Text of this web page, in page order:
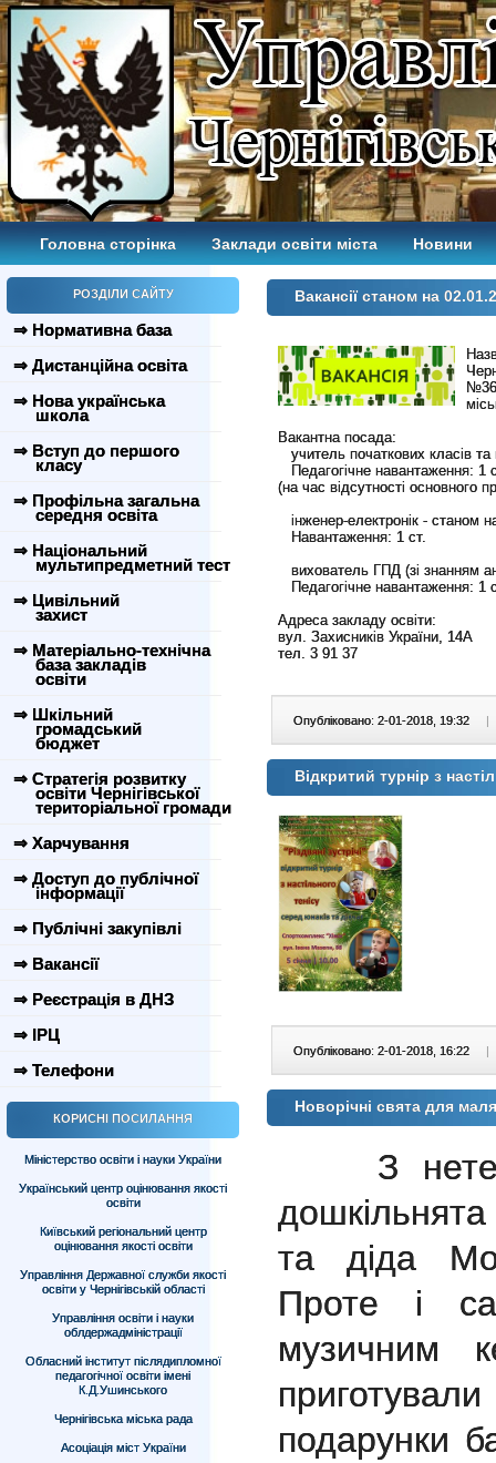
Головна сторінка Заклади освіти міста Новини
РОЗДІЛИ САЙТУ
⇒ Нормативна база
⇒ Дистанційна освіта
⇒ Нова українська
школа
⇒ Вступ до першого
класу
⇒ Профільна загальна
середня освіта
⇒ Національний
мультипредметний тест
⇒ Цивільний
захист
⇒ Матеріально-технічна
база закладів
освіти
⇒ Шкільний
громадський
бюджет
⇒ Стратегія розвитку
освіти Чернігівської
територіальної громади
⇒ Харчування
⇒ Доступ до публічної
інформації
⇒ Публічні закупівлі
⇒ Вакансії
⇒ Реєстрація в ДНЗ
⇒ ІРЦ
⇒ Телефони
КОРИСНІ ПОСИЛАННЯ
Міністерство освіти і науки України
Український центр оцінювання якості
освіти
Київський регіональний центр
оцінювання якості освіти
Управління Державної служби якості
освіти у Чернігівській області
Управління освіти і науки
облдержадміністрації
Обласний інститут післядипломної
педагогічної освіти імені
К.Д.Ушинського
Чернігівська міська рада
Асоціація міст України
Вакансії станом на
№36
Вакантна посада:
учитель початкових класів
Педагогічне навантаження: 1
(на час відсутності основного
інженер-електронік - станом
   Навантаження: 1 ст.
вихователь ГПД (зі знанням
Адреса закладу освіти:
вул. Захисників України, 14А
тел. 3 91 37
Опубліковано: 2-01-2018, 19:32 |
Відкритий турнір з
Опубліковано: 2-01-2018, 16:22 |
Новорічні свята для
З
та діда
Проте і
музичним
подарунки